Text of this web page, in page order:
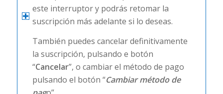
este interruptor y podrás retomar la
suscripción más adelante si lo deseas.
También puedes cancelar definitivamente
la suscripción, pulsando e botón
“Cancelar”, o cambiar el método de pago
pulsando el botón “Cambiar método de